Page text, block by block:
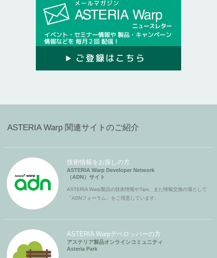
ASTERIA Warp 関連サイトのご紹介
技術情報をお探しの方
ASTERIA Warp Developer Network
（ADN）サイト
ASTERIA Warp製品の技術情報やTips、また情報交換の場として
「ADNフォーラム」をご用意しています。
ASTERIA Warpデベロッパーの方
アステリア製品オンラインコミュニティ
Asteria Park